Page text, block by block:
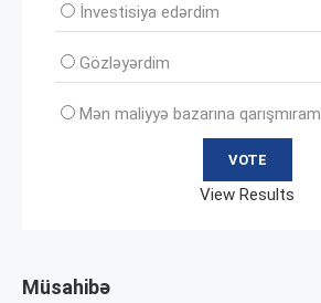
İnvеstisiya edərdim
Gözləyərdim
Mən maliyyə bazarına qarışmıram
View Results
Müsahibə